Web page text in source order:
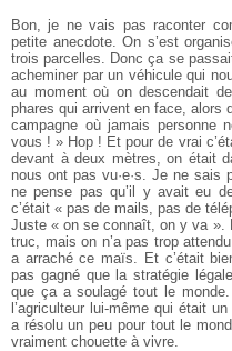
Bon, je ne vais pas raconter
petite anecdote. On s’est
trois parcelles. Donc ça se
acheminer par un véhicule qui
au moment où on descendait
phares qui arrivent en face, alors
campagne où jamais personne
vous ! » Hop ! Et pour de vrai
devant à deux mètres, on était
nous ont pas vu·e·s. Je ne sais
ne pense pas qu’il y avait eu
c’était « pas de mails, pas de
Juste « on se connaît, on y va ».
truc, mais on n’a pas trop
a arraché ce maïs. Et c’était
pas gagné que la stratégie
que ça a soulagé tout le
l’agriculteur lui-même qui était
a résolu un peu pour tout le
vraiment chouette à vivre.